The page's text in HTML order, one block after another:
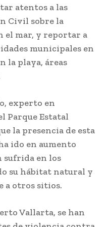
atentos a las
Civil sobre la
el mar, y reportar a
municipales en
la playa, áreas
experto en
Parque Estatal
la presencia de esta
ido en aumento
sufrida en los
su hábitat natural y
a otros sitios.
Vallarta, se han